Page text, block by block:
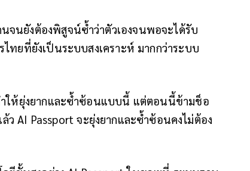
นยังต้องพิสูจน์ซ้ำว่าตัวเองจนพอจะได้รับ
ยที่ยังเป็นระบบสงเคราะห์ มากกว่าระบบ
ำให้ยุ่งยากและซ้ำซ้อนแบบนี้ แต่ตอนนี้ข้ามช็อ
ว AI Passport จะยุ่งยากและซ้ำซ้อนคงไม่ต้อง